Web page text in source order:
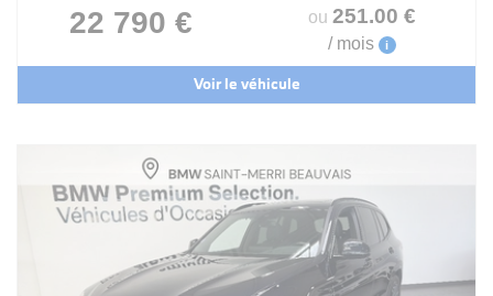
22 790 € ou 251.00 €
/ mois i
Voir le véhicule